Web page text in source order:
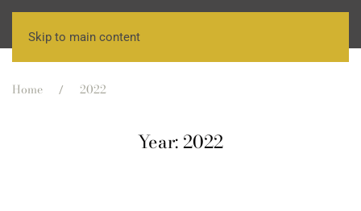
Skip to main content
Home 2022
Year:2022